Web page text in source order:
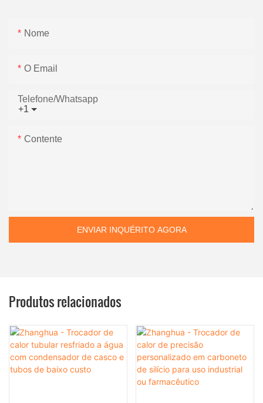
Nome
O Email
+1
Telefone/whatsapp
Contente
ENVIAR INQUÉRITO AGORA
Produtos relacionados